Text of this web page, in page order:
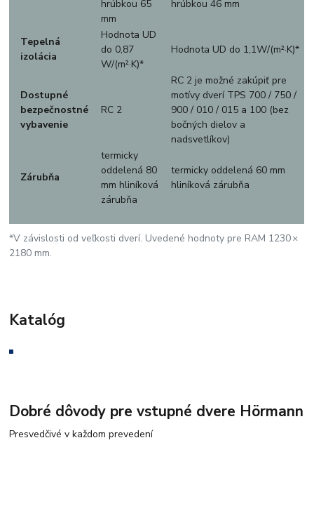
*V závislosti od veľkosti dverí. Uvedené hodnoty pre RAM 1230 ×
2180 mm.
hrúbkou 65
mm
hrúbkou 46 mm
Tepelná
izolácia
Hodnota UD
do 0,87
W/(m²·K)*
Hodnota UD do 1,1W/(m²·K)*
Dostupné
bezpečnostné
vybavenie
RC 2
RC 2 je možné zakúpiť pre
motívy dverí TPS 700 / 750 /
900 / 010 / 015 a 100 (bez
bočných dielov a
nadsvetlíkov)
Zárubňa
termicky
oddelená 80
mm hliníková
zárubňa
termicky oddelená 60 mm
hliníková zárubňa
Katalóg
Dobré dôvody pre vstupné dvere Hörmann
Presvedčivé v každom prevedení